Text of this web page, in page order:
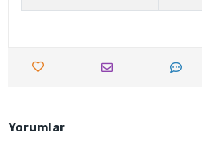
Yorumlar